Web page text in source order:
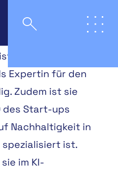
Dr. Vanessa Just
Expertin für den
Zudem ist sie
des Start-ups
Nachhaltigkeit in
ist.
im KI-